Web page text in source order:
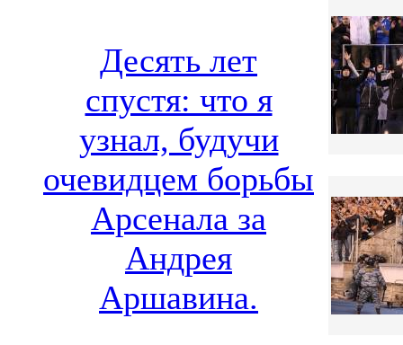
Десять лет
спустя: что я
узнал, будучи
очевидцем борьбы
Арсенала за
Андрея
Аршавина.